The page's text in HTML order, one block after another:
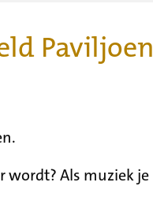
Paviljoen
wordt? Als muziek je